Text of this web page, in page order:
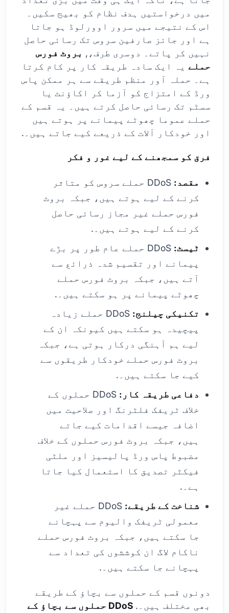
میں درخواستیں ہدف نظام کو بھیج سکیں۔
اس کے نتیجے میں سرور اوورلوڈ ہو جاتا
ہے اور جائز صارفین سروس تک رسائی حاصل
نہیں کر پاتے۔ دوسری طرف،, بروٹ فورس
حملے یہ ایک سادہ طریقہ کار پر کام کرتا
ہے۔ حملہ آور منظم طریقے سے ہر ممکن پاس
ورڈ کے امتزاج کو آزما کر اکاؤنٹ یا
سسٹم تک رسائی حاصل کرتے ہیں۔ یہ قسم کے
حملے عموما چھوٹے پیمانے پر ہوتے ہیں
اور خودکار آلات کے ذریعے کیے جاتے ہیں۔.
فرق کو سمجھنے کے لیے غور و فکر
مقصد:
DDoS حملے سروس کو متاثر
کرنے کے لیے ہوتے ہیں، جبکہ بروٹ
فورس حملے غیر مجاز رسائی حاصل
کرنے کے لیے ہوتے ہیں۔.
ٹیسٹ:
DDoS حملے عام طور پر بڑے
پیمانے اور تقسیم شدہ ذرائع سے
آتے ہیں، جبکہ بروٹ فورس حملے
چھوٹے پیمانے پر ہو سکتے ہیں۔.
تکنیکی چیلنج:
DDoS حملے زیادہ
پیچیدہ ہو سکتے ہیں کیونکہ ان کے
لیے ہم آہنگی درکار ہوتی ہے، جبکہ
بروٹ فورس حملے خودکار طریقوں سے
کیے جا سکتے ہیں۔.
دفاعی طریقہ کار:
DDoS حملوں کے
خلاف ٹریفک فلٹرنگ اور صلاحیت میں
اضافہ جیسے اقدامات کیے جاتے
ہیں، جبکہ بروٹ فورس حملوں کے خلاف
مضبوط پاس ورڈ پالیسیز اور ملٹی
فیکٹر تصدیق کا استعمال کیا جاتا
ہے۔.
شناخت کے طریقے:
DDoS حملے غیر
معمولی ٹریفک والیوم سے پہچانے
جا سکتے ہیں، جبکہ بروٹ فورس حملے
ناکام لاگ ان کوششوں کی تعداد سے
پہچانے جا سکتے ہیں۔.
دونوں قسم کے حملوں سے بچاؤ کے طریقے
بھی مختلف ہیں۔.
DDoS حملوں سے بچاؤ کے